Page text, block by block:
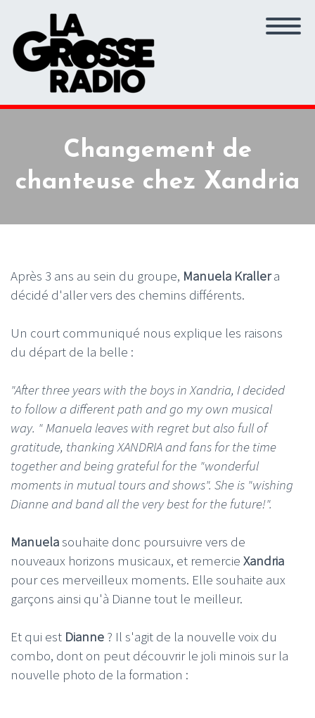
Changement de
chanteuse chez Xandria
Après 3 ans au sein du groupe, Manuela Krallera
décidé d'aller vers des chemins différents.
Un court communiqué nous explique les raisons
du départ de la belle :
"After three years with the boys in Xandria, I decided
to follow a different path and go my own musical
way. " Manuela leaves with regret but also full of
gratitude, thanking XANDRIA and fans for the time
together and being grateful for the "wonderful
moments in mutual tours and shows". She is "wishing
Dianne and band all the very best for the future!".
Manuelasouhaite donc poursuivre vers de
nouveaux horizons musicaux, et remercie Xandria
pour ces merveilleux moments. Elle souhaite aux
garçons ainsi qu'à Dianne tout le meilleur.
Et qui est Dianne ? Il s'agit de la nouvelle voix du
combo, dont on peut découvrir le joli minois sur la
nouvelle photo de la formation :